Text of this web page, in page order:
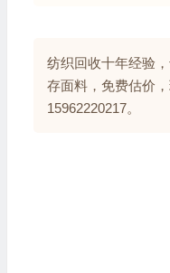
纺织回收十年经验
存面料，免费估价
15962220217。